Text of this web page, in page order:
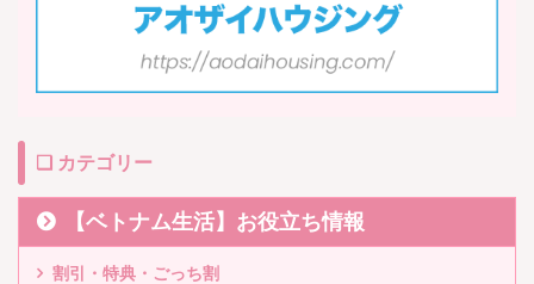
❏ カテゴリー
【ベトナム生活】お役立ち情報
割引・特典・ごっち割